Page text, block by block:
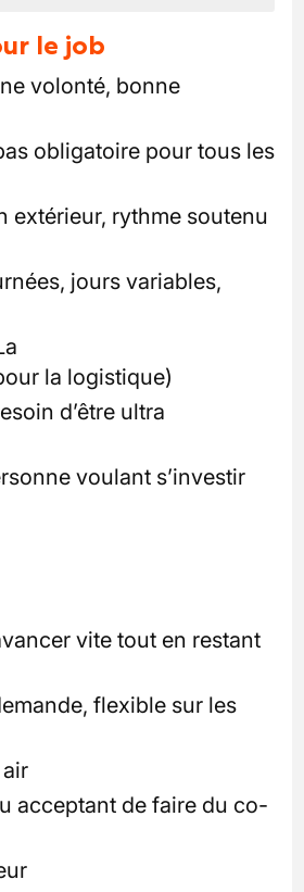
le job
volonté, bonne
obligatoire pour tous les
extérieur, rythme soutenu
jours variables,
la logistique)
d’être ultra
voulant s’investir
vite tout en restant
flexible sur les
acceptant de faire du co-